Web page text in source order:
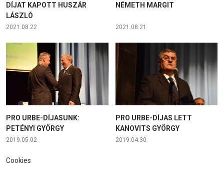
DÍJAT KAPOTT HUSZÁR
LÁSZLÓ
2021.08.22
NÉMETH MARGIT
2021.08.21
PRO URBE-DÍJASUNK:
PETÉNYI GYÖRGY
2019.05.02
PRO URBE-DÍJAS LETT
KANOVITS GYÖRGY
2019.04.30
Cookies